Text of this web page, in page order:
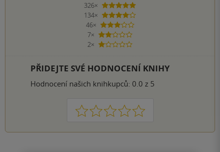
326×
5 hvězdiček
134×
4 hvězdičky
46×
3 hvězdičky
7×
2 hvězdičky
2×
1 hvezdička
PŘIDEJTE SVÉ HODNOCENÍ KNIHY
Hodnocení našich knihkupců: 0.0 z 5
1 2 3 4 5